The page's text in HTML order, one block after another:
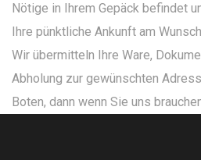
Nötige in Ihrem Gepäck befindet
Ihre pünktliche Ankunft am
Wir übermitteln Ihre Ware,
Abholung zur gewünschten
Boten, dann wenn Sie uns